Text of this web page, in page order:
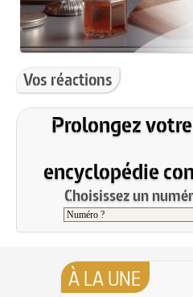
Vos réactions
Prolongez
encyclopédie
Choisissez un
À LA UNE